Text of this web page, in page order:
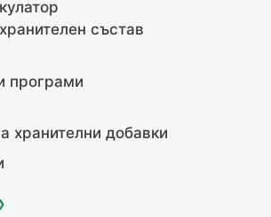
състав
програми
хранителни добавки